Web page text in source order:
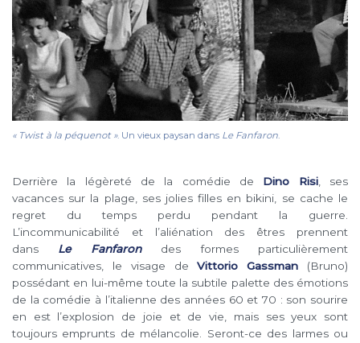
« Twist à la péquenot ». Un vieux paysan dans Le Fanfaron.
Derrière la légèreté de la comédie de Dino Risi, ses
vacances sur la plage, ses jolies filles en bikini, se cache le
regret du temps perdu pendant la guerre.
L’incommunicabilité et l’aliénation des êtres prennent
dans Le Fanfarondes formes particulièrement
communicatives, le visage deVittorio Gassman (Bruno)
possédant en lui-même toute la subtile palette des émotions
de la comédie à l’italienne des années 60 et 70 : son sourire
en est l’explosion de joie et de vie, mais ses yeux sont
toujours emprunts de mélancolie. Seront-ce des larmes ou